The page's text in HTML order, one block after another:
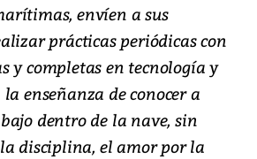
envíen a sus
prácticas periódicas con
y completas en tecnología y
enseñanza de conocer a
dentro de la nave, sin
disciplina, el amor por la